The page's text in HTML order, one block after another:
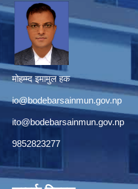
मोहम्म्द इमामुल हक
io@bodebarsainmun.gov.np
ito@bodebarsainmun.gov.np
9852823277